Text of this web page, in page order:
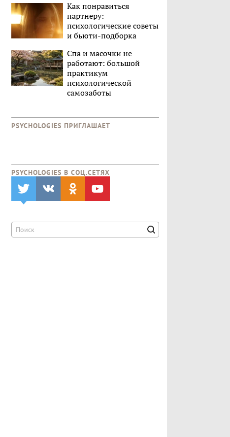
Как понравиться
партнеру:
психологические советы
и бьюти-подборка
Спа и масочки не
работают: большой
практикум
психологической
самозаботы
PSYCHOLOGIES ПРИГЛАШАЕТ
PSYCHOLOGIES В CОЦ.СЕТЯХ